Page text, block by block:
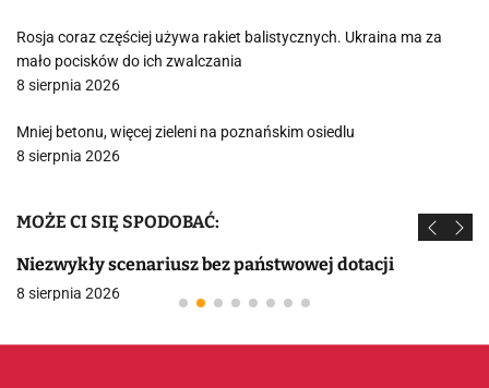
Rosja coraz częściej używa rakiet balistycznych. Ukraina ma za
mało pocisków do ich zwalczania
8 sierpnia 2026
Mniej betonu, więcej zieleni na poznańskim osiedlu
8 sierpnia 2026
MOŻE CI SIĘ SPODOBAĆ:
Niezwykły scenariusz bez państwowej dotacji
8 sierpnia 2026